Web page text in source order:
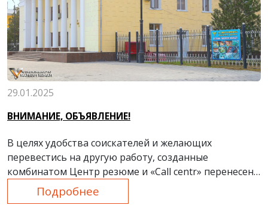
29.01.2025
ВНИМАНИЕ, ОБЪЯВЛЕНИЕ!
В целях удобства соискателей и желающих
перевестись на другую работу, созданные
комбинатом Центр резюме и «Call centr» перенесены
из гостиницы «Metall plaza» во Дворец культуры
металлургов (ДКМ).
Подробнее